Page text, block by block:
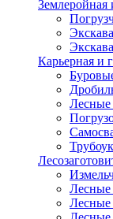
Землеройная
Карьерная и
Лесные
Лесные